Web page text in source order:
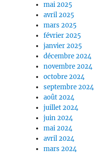
mai 2025
avril 2025
mars 2025
février 2025
janvier 2025
décembre 2024
novembre 2024
octobre 2024
septembre 2024
août 2024
juillet 2024
juin 2024
mai 2024
avril 2024
mars 2024